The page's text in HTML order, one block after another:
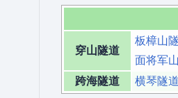
穿山隧道
板樟山
面将军
跨海隧道
横琴隧道